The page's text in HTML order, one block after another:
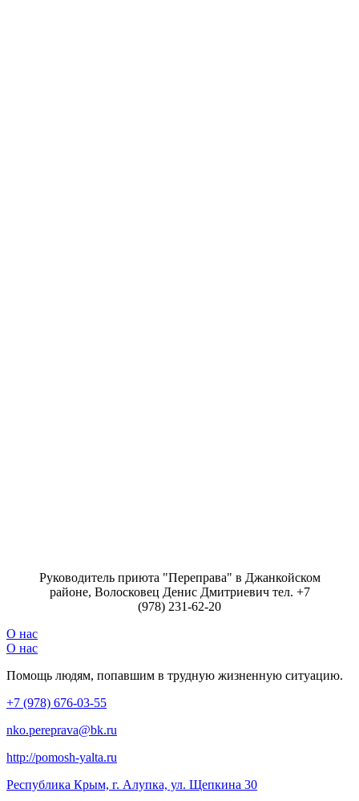
Руководитель приюта "Переправа" в Джанкойском
районе, Волосковец Денис Дмитриевич тел. +7
(978) 231-62-20
О нас
О нас
Помощь людям, попавшим в трудную жизненную ситуацию.
+7 (978) 676-03-55
nko.pereprava@bk.ru
http://pomosh-yalta.ru
Республика Крым, г. Алупка, ул. Щепкина 30